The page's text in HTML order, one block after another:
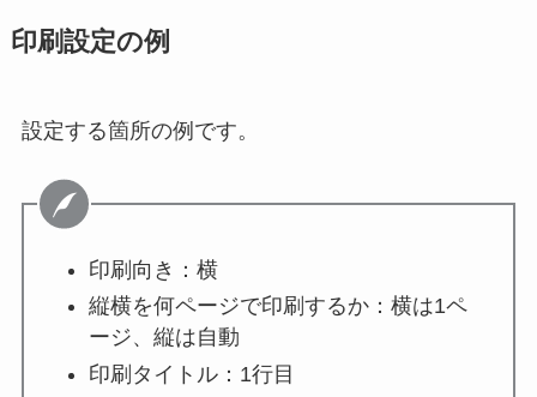
印刷設定の例
設定する箇所の例です。
印刷向き：横
縦横を何ページで印刷するか：横は1ペ
ージ、縦は自動
印刷タイトル：1行目